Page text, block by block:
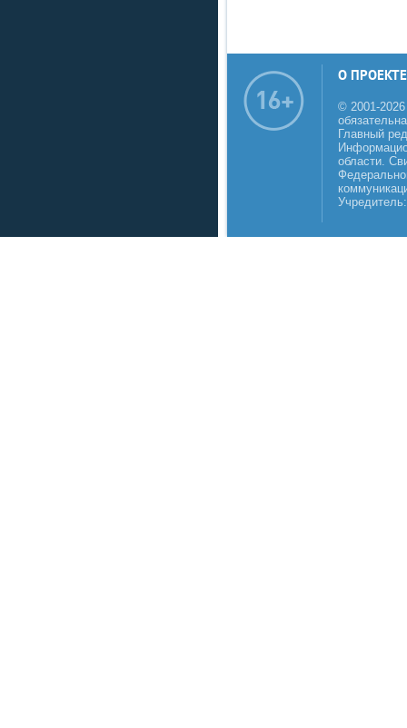
О ПРОЕКТЕ
© 2001-
Главный
области.